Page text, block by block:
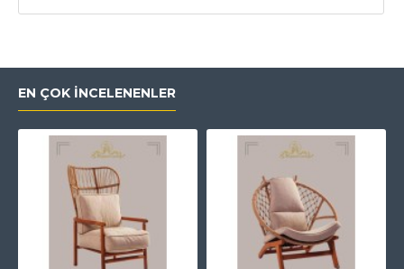
EN ÇOK İNCELENENLER